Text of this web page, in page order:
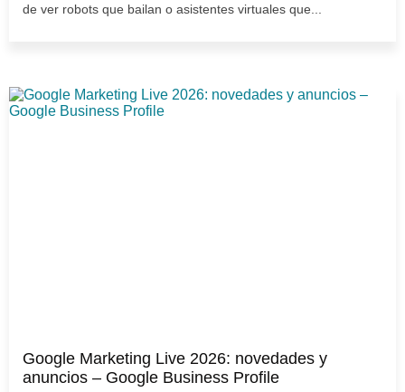
de ver robots que bailan o asistentes virtuales que...
Google Marketing Live 2026: novedades y
anuncios – Google Business Profile